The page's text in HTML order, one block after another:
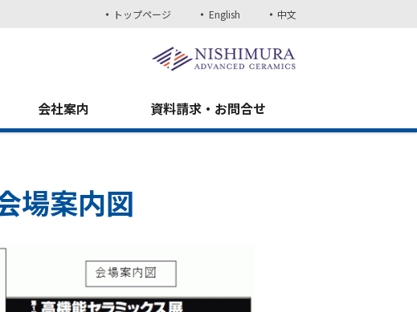
トップページ English 中文
会社案内 資料請求・お問合せ
場案内図